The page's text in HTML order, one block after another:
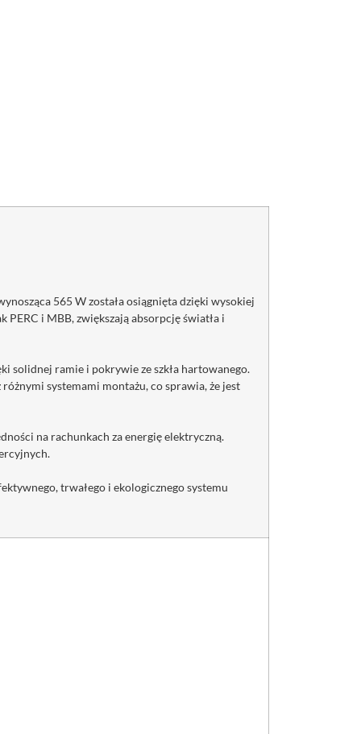
565 W została osiągnięta dzięki wysokiej
i MBB, zwiększają absorpcję światła i
solidnej ramie i pokrywie ze szkła hartowanego.
systemami montażu, co sprawia, że jest
na rachunkach za energię elektryczną.
trwałego i ekologicznego systemu